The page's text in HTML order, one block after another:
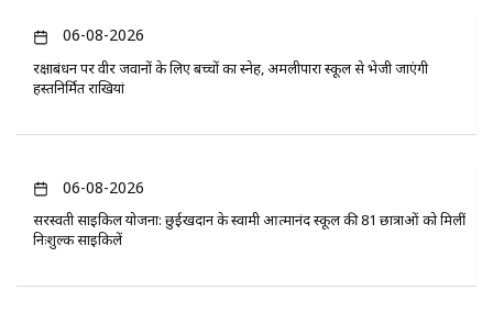
06-08-2026
रक्षाबंधन पर वीर जवानों के लिए बच्चों का स्नेह, अमलीपारा स्कूल से भेजी जाएंगी
हस्तनिर्मित राखियां
06-08-2026
सरस्वती साइकिल योजना: छुईखदान के स्वामी आत्मानंद स्कूल की 81 छात्राओं को मिलीं
निःशुल्क साइकिलें